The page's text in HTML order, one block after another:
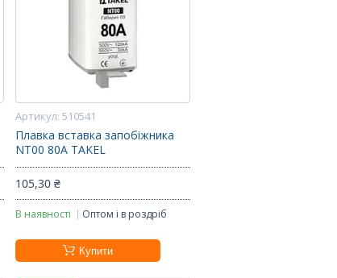
510541
Плавка вставка запобіжника
NT00 80А TAKEL
105,30 ₴
В наявності Оптом і в роздріб
Купити